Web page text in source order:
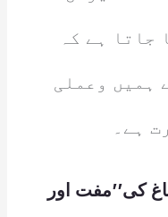
جاتا ہے کہ
ہمیں وعملی
ہے۔
کی’’مفت اور